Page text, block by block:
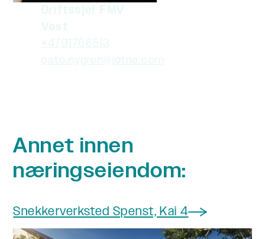
Driftssjef FMV
Vest
+4791766513
cato.nygren@jotne.com
Annet innen
næringseiendom:
Snekkerverksted Spenst, Kai 4